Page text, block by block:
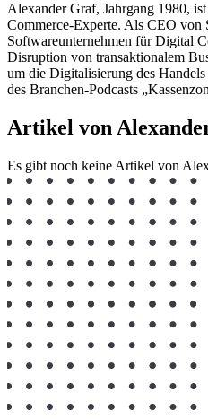
Alexander Graf, Jahrgang 1980,
Commerce-Experte. Als CEO von
Softwareunternehmen für Digital
Disruption von transaktionalem
um die Digitalisierung des
des Branchen-Podcasts
Artikel von
Es gibt noch keine Artikel von